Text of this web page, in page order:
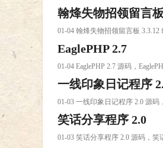
翰烽失物招领留言
01-04 翰烽失物招领留言板
EaglePHP 2.7
01-04 EaglePHP 2.7 源码，
一线印象日记程序
01-03 一线印象日记程序 2.0 源
笑话分享程序 2.0
01-03 笑话分享程序 2.0 源码，笑